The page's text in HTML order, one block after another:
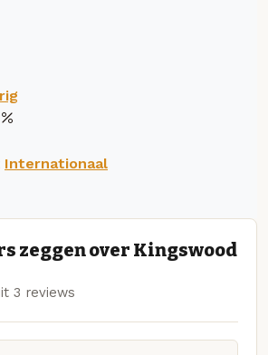
Internationaal
zeggen over Kingswood
3 reviews